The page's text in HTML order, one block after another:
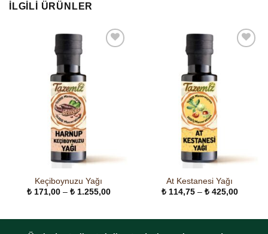
İLGILI ÜRÜNLER
Keçiboynuzu Yağı
₺171,00 – ₺1.255,00Fiyat
At Kestanesi Yağı
₺114,75 – ₺425,00Fiyat